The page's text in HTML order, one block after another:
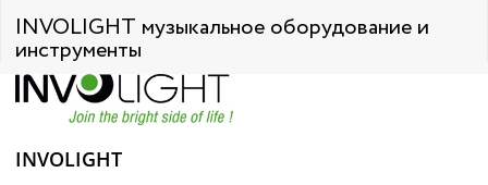
INVOLIGHT музыкальное оборудование и
инструменты
INVOLIGHT